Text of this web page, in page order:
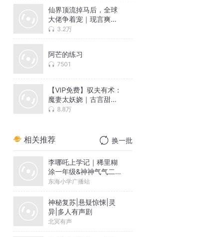
仙界顶流掉马后，全球
大佬争着宠｜现言爽文
｜免费多播
3.2万
阿芒的练习
7501
【VIP免费】驭夫有术：
魔妻太妖娆｜古言甜宠
有声小说
8.8万
相关推荐 换一批
李哪吒上学记｜稀里糊
涂一年级&神神气气二年
级
东海小学广播站
神秘复苏|悬疑惊悚|灵
异|多人有声剧
北冥有声